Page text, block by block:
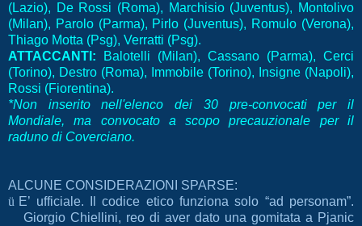
(Lazio), De Rossi (Roma), Marchisio (Juventus), Montolivo
(Milan), Parolo (Parma), Pirlo (Juventus), Romulo (Verona),
Thiago Motta (Psg), Verratti (Psg).
ATTACCANTI: Balotelli (Milan), Cassano (Parma), Cerci
(Torino), Destro (Roma), Immobile (Torino), Insigne (Napoli),
Rossi (Fiorentina).
*Non inserito nell'elenco dei 30 pre-convocati per il
Mondiale, ma convocato a scopo precauzionale per il
raduno di Coverciano.
ALCUNE CONSIDERAZIONI SPARSE:
ü E’ ufficiale. Il codice etico funziona solo “ad personam”.
Giorgio Chiellini, reo di aver dato una gomitata a Pjanic